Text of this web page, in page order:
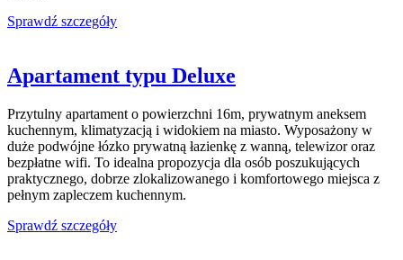
Sprawdź szczegóły
Apartament typu Deluxe
Przytulny apartament o powierzchni 16m, prywatnym aneksem
kuchennym, klimatyzacją i widokiem na miasto. Wyposażony w
duże podwójne łózko prywatną łazienkę z wanną, telewizor oraz
bezpłatne wifi. To idealna propozycja dla osób poszukujących
praktycznego, dobrze zlokalizowanego i komfortowego miejsca z
pełnym zapleczem kuchennym.
Sprawdź szczegóły